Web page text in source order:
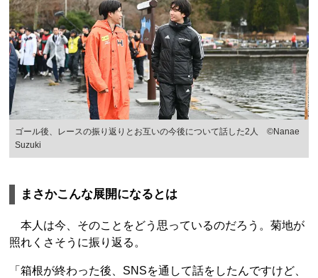
ゴール後、レースの振り返りとお互いの今後について話した2人 ©Nanae
Suzuki
まさかこんな展開になるとは
本人は今、そのことをどう思っているのだろう。菊地が
照れくさそうに振り返る。
「箱根が終わった後、SNSを通して話をしたんですけど、